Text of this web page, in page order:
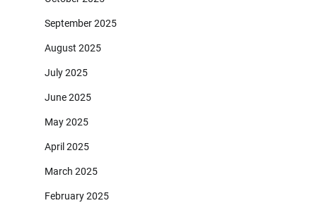
September 2025
August 2025
July 2025
June 2025
May 2025
April 2025
March 2025
February 2025